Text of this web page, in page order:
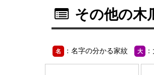
その他の木
名 ：名字の分かる家紋 大